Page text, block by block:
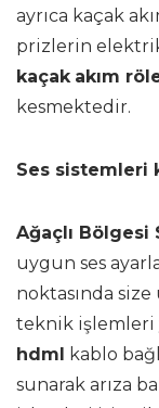
ayrıca kaçak
prizlerin
kaçak akım
kesmektedir.
Ses sistemleri
Ağaçlı Bölgesi
uygun ses
noktasında
teknik işlemleri
hdml
kablo
sunarak arıza